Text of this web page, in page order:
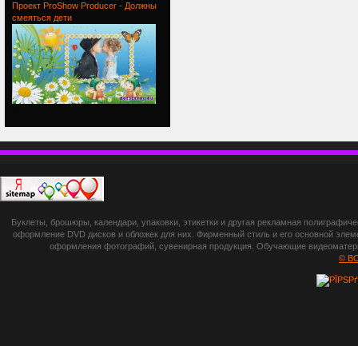
Проект ProShow Producer - Должны
смеяться дети
botsetto.ru -
photoshop,
шрифты,
Буклеты, брошюры, календари, упаковки, этикетки и другая рекламная
оформление DVD дисков и обложек для них. Фирменный стиль и его основной
оформления фотографий, сувенирная продукция. Обучающие
©